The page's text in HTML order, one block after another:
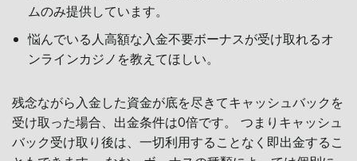
ムのみ提供しています。
悩んでいる人高額な入金不要ボーナスが受け取れるオ
ンラインカジノを教えてほしい。
残念ながら入金した資金が底を尽きてキャッシュバックを
受け取った場合、出金条件は0倍です。 つまりキャッシュ
バック受け取り後は、一切利用することなく即出金するこ